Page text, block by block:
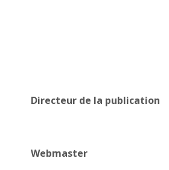
Directeur de la publication
Webmaster